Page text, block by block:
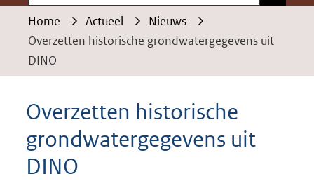
Home Actueel
Nieuws
Overzetten historische grondwatergegevens uit
DINO
Overzetten historische
grondwatergegevens uit
DINO